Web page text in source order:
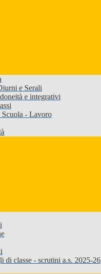
e Serali
e integrativi
- Lavoro
di classe - scrutini a.s. 2025-26